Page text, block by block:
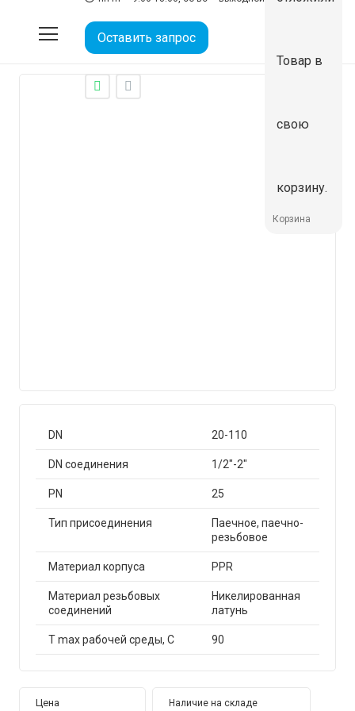
Оставить запрос
Товар в
свою
корзину.
Корзина
Фильтр PPRC Ду25
DN 20-110
DN соединения 1/2″-2″
PN 25
Тип присоединения
Паечное, паечно-
резьбовое
Материал корпуса PPR
Материал резьбовых
соединений
Никелированная
латунь
T max рабочей среды, С 90
Цена Наличие на складе